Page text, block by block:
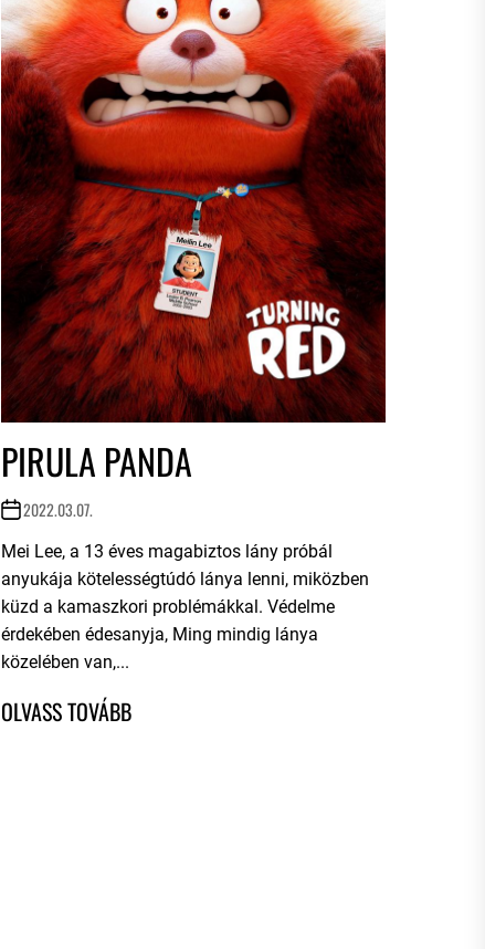
PIRULA PANDA
2022.03.07.
Mei Lee, a 13 éves magabiztos lány próbál
anyukája kötelességtúdó lánya lenni, miközben
küzd a kamaszkori problémákkal. Védelme
érdekében édesanyja, Ming mindig lánya
közelében van,...